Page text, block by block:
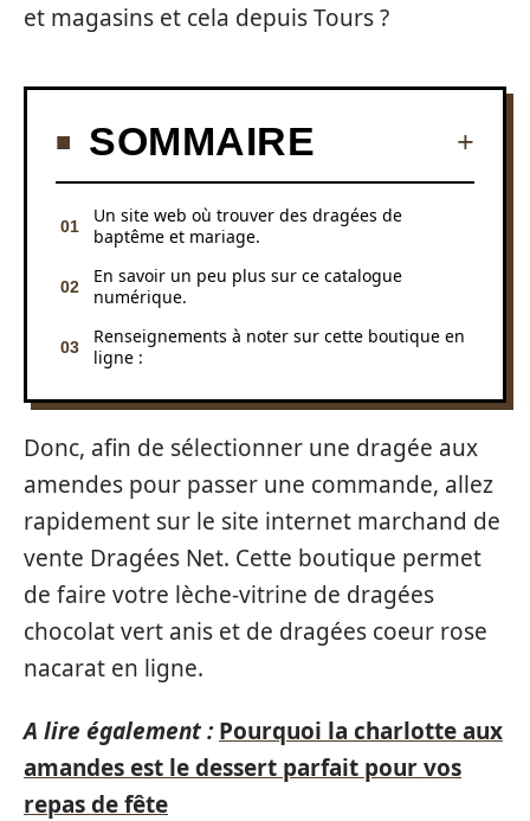
et magasins et cela depuis Tours ?
SOMMAIRE
Un site web où trouver des dragées de
baptême et mariage.
En savoir un peu plus sur ce catalogue
numérique.
Renseignements à noter sur cette boutique en
ligne :
Donc, afin de sélectionner une dragée aux
amendes pour passer une commande, allez
rapidement sur le site internet marchand de
vente Dragées Net. Cette boutique permet
de faire votre lèche-vitrine de dragées
chocolat vert anis et de dragées coeur rose
nacarat en ligne.
A lire également : Pourquoi la charlotte aux
amandes est le dessert parfait pour vos
repas de fête